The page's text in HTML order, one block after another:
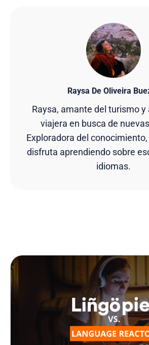
Raysa De Oliveira
Raysa, amante del turismo y
viajera en busca de
Exploradora del
disfruta aprendiendo sobre
idiomas.